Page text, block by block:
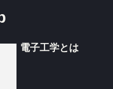
電子工学とは